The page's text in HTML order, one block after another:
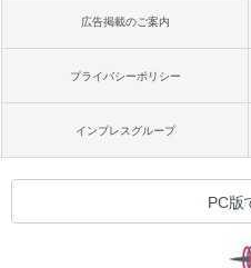
広告掲載のご案内
プライバシーポリシー
インプレスグループ
PC版